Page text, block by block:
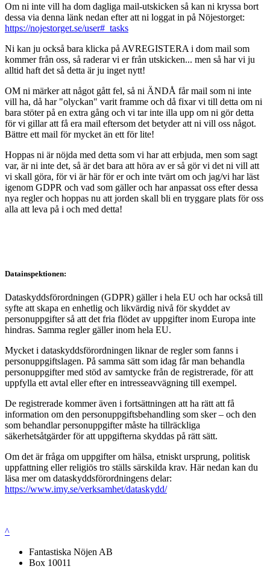
Om ni inte vill ha dom dagliga mail-utskicken så kan ni kryssa bort
dessa via denna länk nedan efter att ni loggat in på Nöjestorget:
https://nojestorget.se/user#_tasks
Ni kan ju också bara klicka på AVREGISTERA i dom mail som
kommer från oss, så raderar vi er från utskicken... men så har vi ju
alltid haft det så detta är ju inget nytt!
OM ni märker att något gått fel, så ni ÄNDÅ får mail som ni inte
vill ha, då har "olyckan" varit framme och då fixar vi till detta om ni
bara stöter på en extra gång och vi tar inte illa upp om ni gör detta
för vi gillar att få era mail eftersom det betyder att ni vill oss något.
Bättre ett mail för mycket än ett för lite!
Hoppas ni är nöjda med detta som vi har att erbjuda, men som sagt
var, är ni inte det, så är det bara att höra av er så gör vi det ni vill att
vi skall göra, för vi är här för er och inte tvärt om och jag/vi har läst
igenom GDPR och vad som gäller och har anpassat oss efter dessa
nya regler och hoppas nu att jorden skall bli en tryggare plats för oss
alla att leva på i och med detta!
Datainspektionen:
Dataskyddsförordningen (GDPR) gäller i hela EU och har också till
syfte att skapa en enhetlig och likvärdig nivå för skyddet av
personuppgifter så att det fria flödet av uppgifter inom Europa inte
hindras. Samma regler gäller inom hela EU.
Mycket i dataskyddsförordningen liknar de regler som fanns i
personuppgiftslagen. På samma sätt som idag får man behandla
personuppgifter med stöd av samtycke från de registrerade, för att
uppfylla ett avtal eller efter en intresseavvägning till exempel.
De registrerade kommer även i fortsättningen att ha rätt att få
information om den personuppgiftsbehandling som sker – och den
som behandlar personuppgifter måste ha tillräckliga
säkerhetsåtgärder för att uppgifterna skyddas på rätt sätt.
Om det är fråga om uppgifter om hälsa, etniskt ursprung, politisk
uppfattning eller religiös tro ställs särskilda krav. Här nedan kan du
läsa mer om dataskyddsförordningens delar:
https://www.imy.se/verksamhet/dataskydd/
^
Fantastiska Nöjen AB
Box 10011